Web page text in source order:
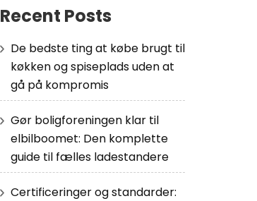
Recent Posts
De bedste ting at købe brugt til
køkken og spiseplads uden at
gå på kompromis
Gør boligforeningen klar til
elbilboomet: Den komplette
guide til fælles ladestandere
Certificeringer og standarder: